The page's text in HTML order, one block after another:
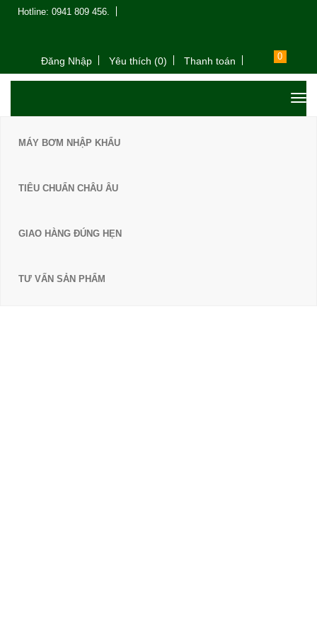
Hotline: 0941 809 456.
Đăng Nhập Yêu thích (0) Thanh toán 0
MÁY BƠM NHẬP KHẨU
TIÊU CHUẨN CHÂU ÂU
GIAO HÀNG ĐÚNG HẸN
TƯ VẤN SẢN PHẨM